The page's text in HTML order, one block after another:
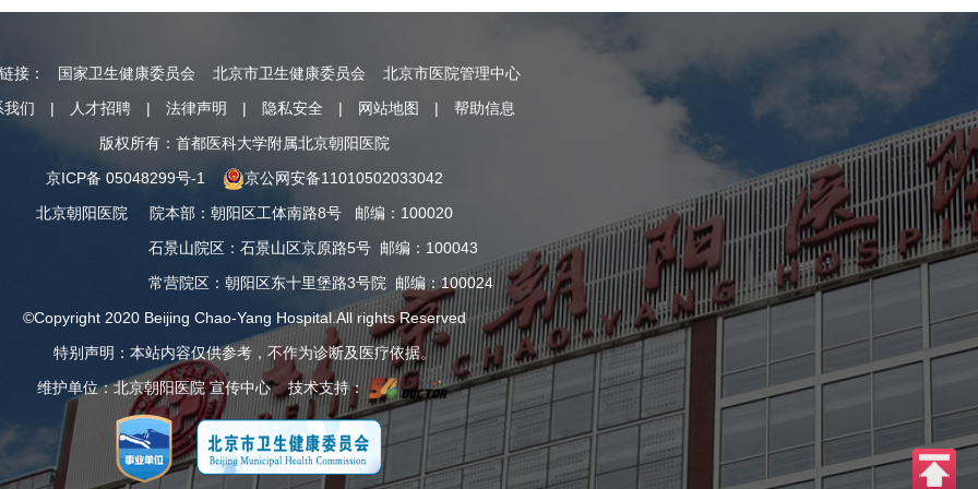
接： 国家卫生健康委员会 北京市卫生健康委员会
北京市医院管理中心
我们
| 人才招聘 | 法律声明 | 隐私安全 | 网站地图 |
帮助信息
版权所有：首都医科大学附属北京朝阳医院
京ICP备 05048299号-1
京公网安备11010502033042
北京朝阳医院
院本部 ： 朝阳区工体南路8号 邮编：100020
石景山院区 ： 石景山区京原路5号 邮编：100043
常营院区 ： 朝阳区东十里堡路3号院 邮编：100024
©Copyright 2020 Beijing Chao-Yang Hospital.All rights Reserved
特别声明：本站内容仅供参考，不作为诊断及医疗依据。
维护单位：北京朝阳医院 宣传中心 技术支持：